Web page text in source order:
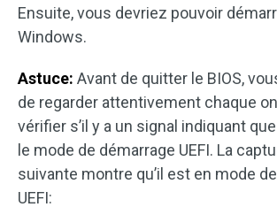
Ensuite, vous devriez pouvoir
Windows.
Astuce: Avant de quitter le BIOS,
de regarder attentivement chaque
vérifier s’il y a un signal indiquant
le mode de démarrage UEFI. La
suivante montre qu’il est en mode
UEFI: